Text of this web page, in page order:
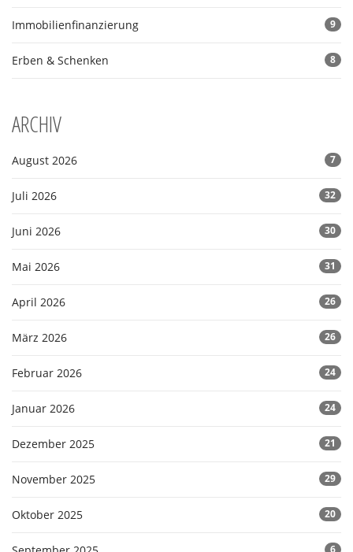
Immobilienfinanzierung 9
Erben & Schenken 8
ARCHIV
August 2026 7
Juli 2026 32
Juni 2026 30
Mai 2026 31
April 2026 26
März 2026 26
Februar 2026 24
Januar 2026 24
Dezember 2025 21
November 2025 29
Oktober 2025 20